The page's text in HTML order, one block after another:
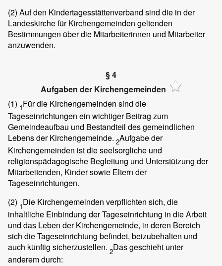
(2) Auf den Kindertagesstättenverband sind die in der
Landeskirche für Kirchengemeinden geltenden
Bestimmungen über die Mitarbeiterinnen und Mitarbeiter
anzuwenden.
§ 4
Aufgaben der Kirchengemeinden
(1) 1Für die Kirchengemeinden sind die
Tageseinrichtungen ein wichtiger Beitrag zum
Gemeindeaufbau und Bestandteil des gemeindlichen
Lebens der Kirchengemeinde. 2Aufgabe der
Kirchengemeinden ist die seelsorgliche und
religionspädagogische Begleitung und Unterstützung der
Mitarbeitenden, Kinder sowie Eltern der
Tageseinrichtungen.
(2) 1Die Kirchengemeinden verpflichten sich, die
inhaltliche Einbindung der Tageseinrichtung in die Arbeit
und das Leben der Kirchengemeinde, in deren Bereich
sich die Tageseinrichtung befindet, beizubehalten und
auch künftig sicherzustellen. 2Das geschieht unter
anderem durch: